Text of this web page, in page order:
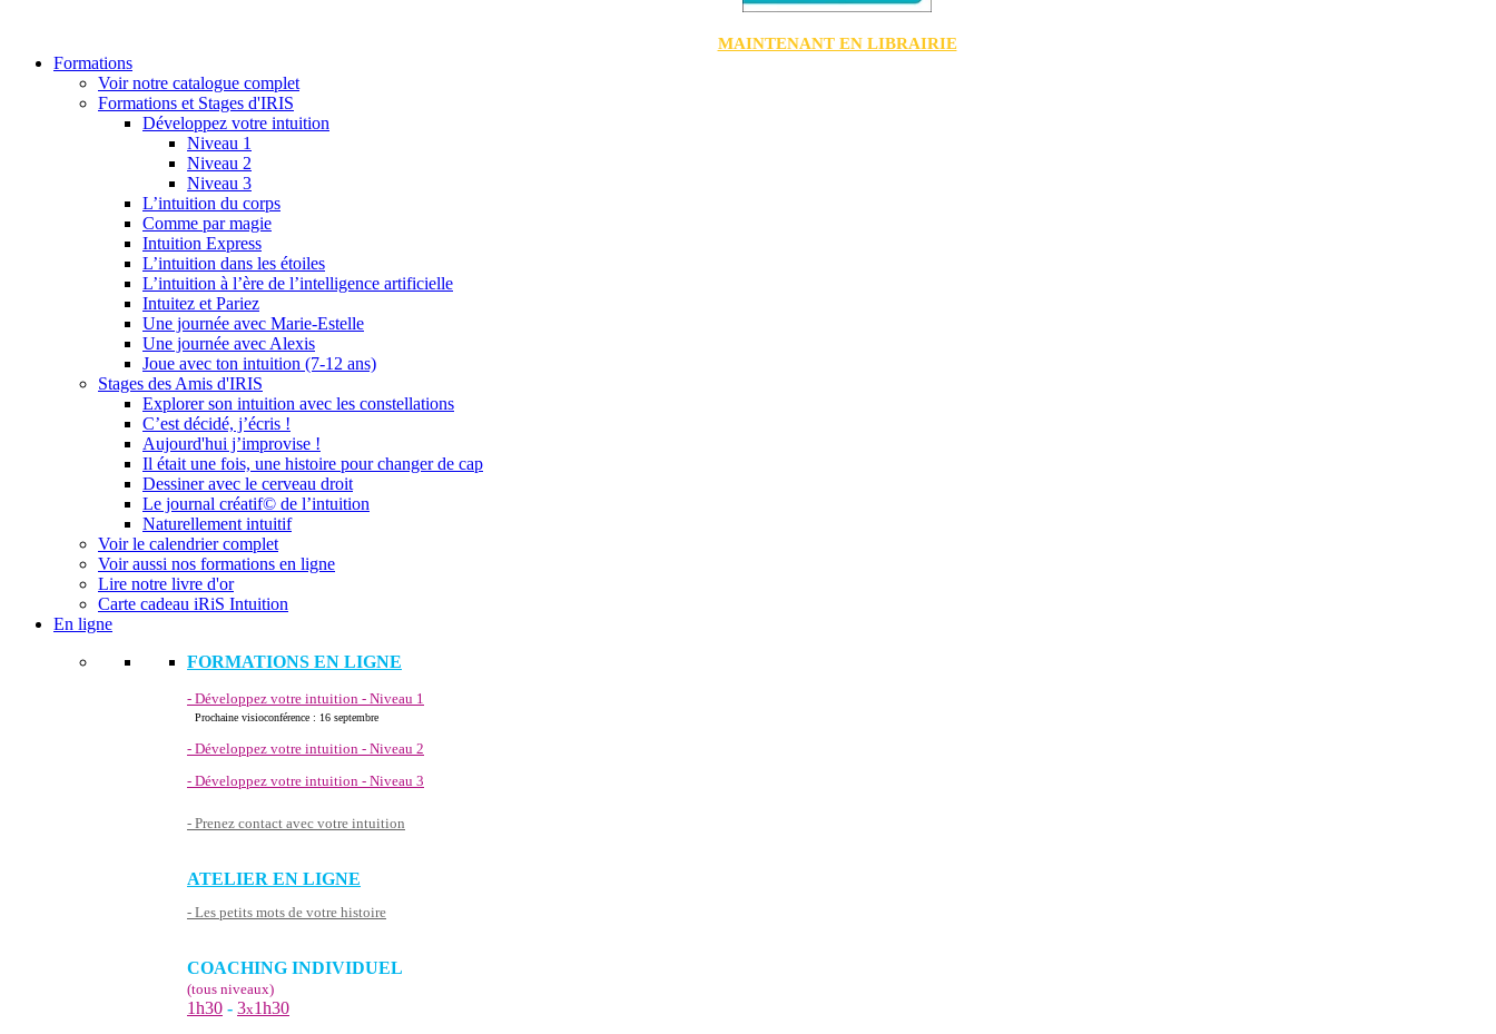
MAINTENANT EN LIBRAIRIE
Formations
Voir notre catalogue complet
Formations et Stages d'IRIS
Développez votre intuition
Niveau 1
Niveau 2
Niveau 3
L’intuition du corps
Comme par magie
Intuition Express
L’intuition dans les étoiles
L’intuition à l’ère de l’intelligence artificielle
Intuitez et Pariez
Une journée avec Marie-Estelle
Une journée avec Alexis
Joue avec ton intuition (7-12 ans)
Stages des Amis d'IRIS
Explorer son intuition avec les constellations
C’est décidé, j’écris !
Aujourd'hui j’improvise !
Il était une fois, une histoire pour changer de cap
Dessiner avec le cerveau droit
Le journal créatif© de l’intuition
Naturellement intuitif
Voir le calendrier complet
Voir aussi nos formations en ligne
Lire notre livre d'or
Carte cadeau iRiS Intuition
En ligne
FORMATIONS EN LIGNE
- Développez votre intuition - Niveau 1
Prochaine visioconférence : 16 septembre
- Développez votre intuition - Niveau 2
- Développez votre intuition - Niveau 3
- Prenez contact avec votre intuition
ATELIER EN LIGNE
- Les petits mots de votre histoire
COACHING INDIVIDUEL
(tous niveaux)
1h30 - 3x1h30